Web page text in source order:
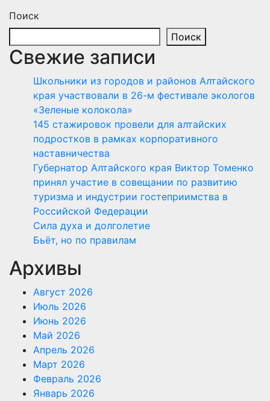
Поиск
Поиск
Свежие записи
Школьники из городов и районов Алтайского
края участвовали в 26-м фестивале экологов
«Зеленые колокола»
145 стажировок провели для алтайских
подростков в рамках корпоративного
наставничества
Губернатор Алтайского края Виктор Томенко
принял участие в совещании по развитию
туризма и индустрии гостеприимства в
Российской Федерации
Сила духа и долголетие
Бьёт, но по правилам
Архивы
Август 2026
Июль 2026
Июнь 2026
Май 2026
Апрель 2026
Март 2026
Февраль 2026
Январь 2026